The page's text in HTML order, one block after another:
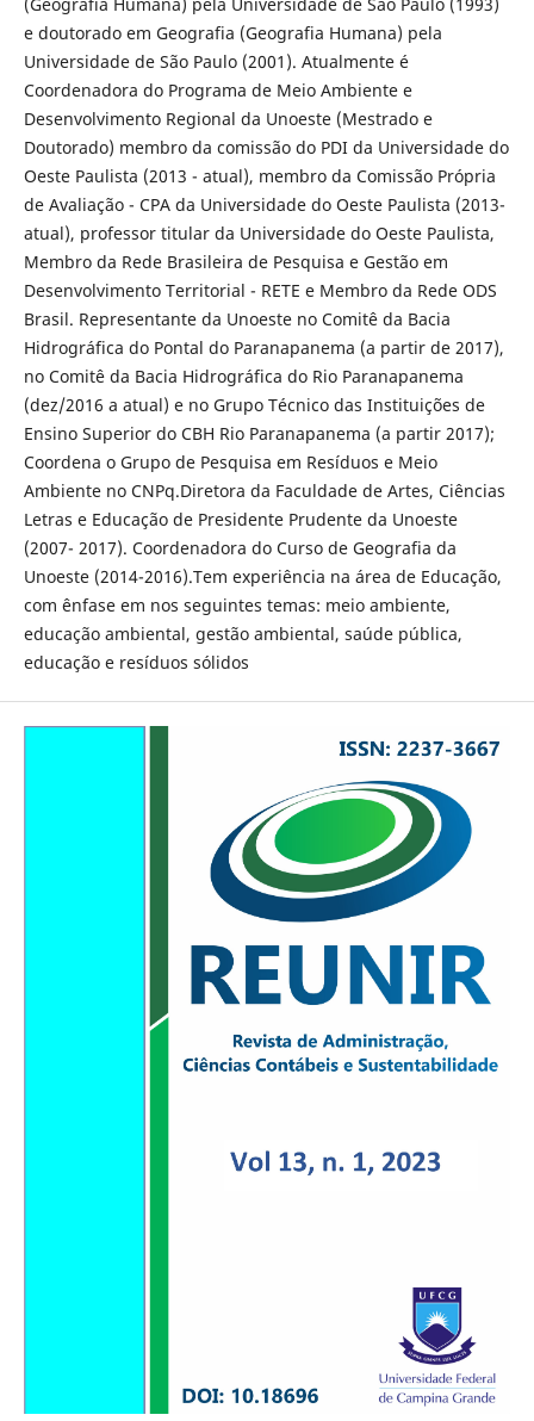
e doutorado em Geografia (Geografia Humana) pela
Universidade de São Paulo (2001). Atualmente é
Coordenadora do Programa de Meio Ambiente e
Desenvolvimento Regional da Unoeste (Mestrado e
Doutorado) membro da comissão do PDI da Universidade do
Oeste Paulista (2013 - atual), membro da Comissão Própria
de Avaliação - CPA da Universidade do Oeste Paulista (2013-
atual), professor titular da Universidade do Oeste Paulista,
Membro da Rede Brasileira de Pesquisa e Gestão em
Desenvolvimento Territorial - RETE e Membro da Rede ODS
Brasil. Representante da Unoeste no Comitê da Bacia
Hidrográfica do Pontal do Paranapanema (a partir de 2017),
no Comitê da Bacia Hidrográfica do Rio Paranapanema
(dez/2016 a atual) e no Grupo Técnico das Instituições de
Ensino Superior do CBH Rio Paranapanema (a partir 2017);
Coordena o Grupo de Pesquisa em Resíduos e Meio
Ambiente no CNPq.Diretora da Faculdade de Artes, Ciências
Letras e Educação de Presidente Prudente da Unoeste
(2007- 2017). Coordenadora do Curso de Geografia da
Unoeste (2014-2016).Tem experiência na área de Educação,
com ênfase em nos seguintes temas: meio ambiente,
educação ambiental, gestão ambiental, saúde pública,
educação e resíduos sólidos